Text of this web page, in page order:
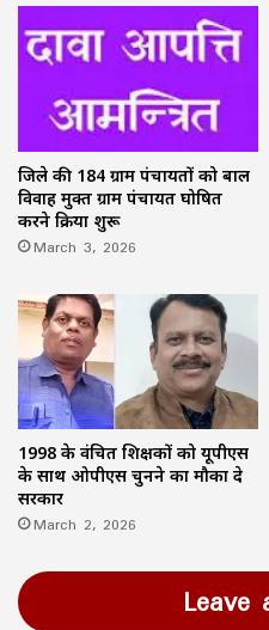
जिले की 184 ग्राम पंचायतों को बाल
विवाह मुक्त ग्राम पंचायत घोषित
करने प्रक्रिया शुरू
March 3, 2026
1998 के वंचित शिक्षकों को यूपीएस
के साथ ओपीएस चुनने का मौका दे
सरकार
March 2, 2026
Leave